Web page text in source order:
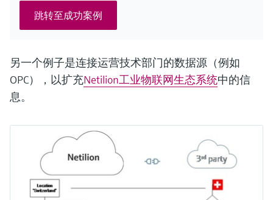
跳转至成功案例
另一个例子是连接运营技术部门的数据源（例如
OPC），以扩充Netilion工业物联网生态系统中的信
息。